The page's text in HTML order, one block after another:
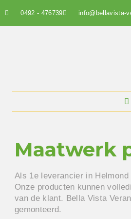
0492 - 476739 info@bellavista-
Maatwerk
Als 1e leverancier in
Onze producten kunnen
van de klant. Bella Vista
gemonteerd.